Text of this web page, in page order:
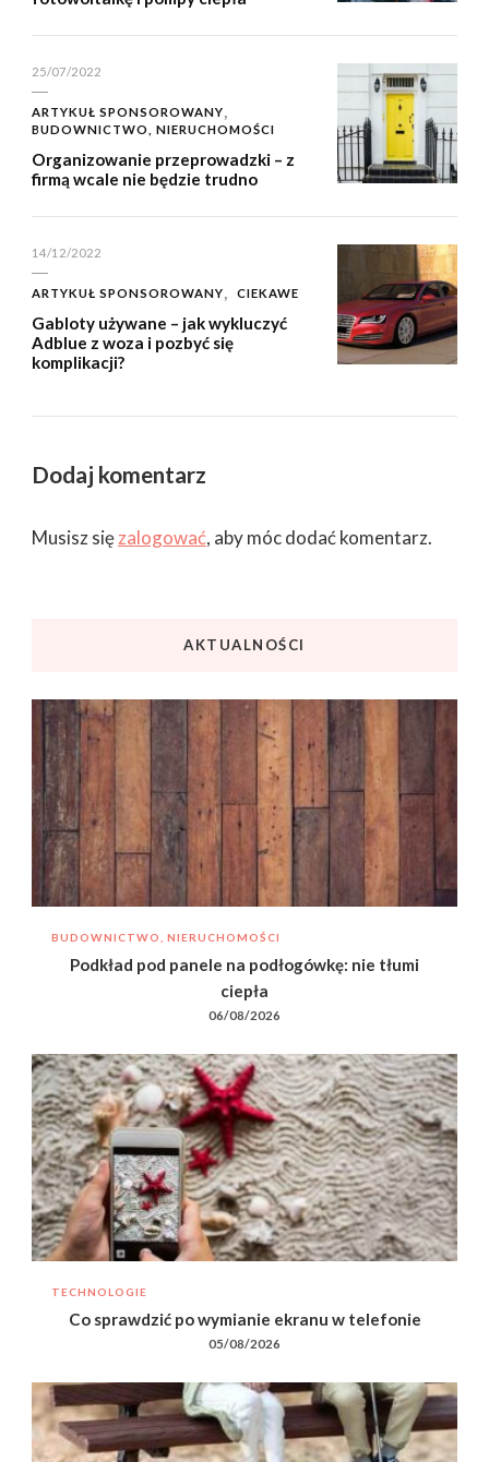
25/07/2022
ARTYKUŁ SPONSOROWANY
BUDOWNICTWO, NIERUCHOMOŚCI
Organizowanie przeprowadzki – z
firmą wcale nie będzie trudno
14/12/2022
ARTYKUŁ SPONSOROWANY CIEKAWE
Gabloty używane – jak wykluczyć
Adblue z woza i pozbyć się
komplikacji?
Dodaj komentarz
Musisz sięzalogować, aby móc dodać komentarz.
AKTUALNOŚCI
BUDOWNICTWO, NIERUCHOMOŚCI
Podkład pod panele na podłogówkę: nie tłumi
ciepła
06/08/2026
TECHNOLOGIE
Co sprawdzić po wymianie ekranu w telefonie
05/08/2026